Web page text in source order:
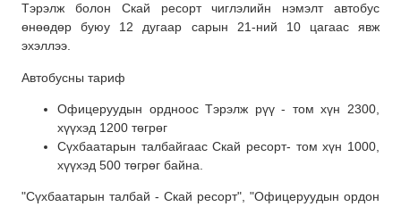
Тэрэлж болон Скай ресорт чиглэлийн нэмэлт автобус
өнөөдөр буюу 12 дугаар сарын 21-ний 10 цагаас явж
эхэллээ.
Автобусны тариф
Офицеруудын ордноос Тэрэлж рүү - том хүн 2300,
хүүхэд 1200 төгрөг
Сүхбаатарын талбайгаас Скай ресорт- том хүн 1000,
хүүхэд 500 төгрөг байна.
"Сүхбаатарын талбай - Скай ресорт", "Офицеруудын ордон